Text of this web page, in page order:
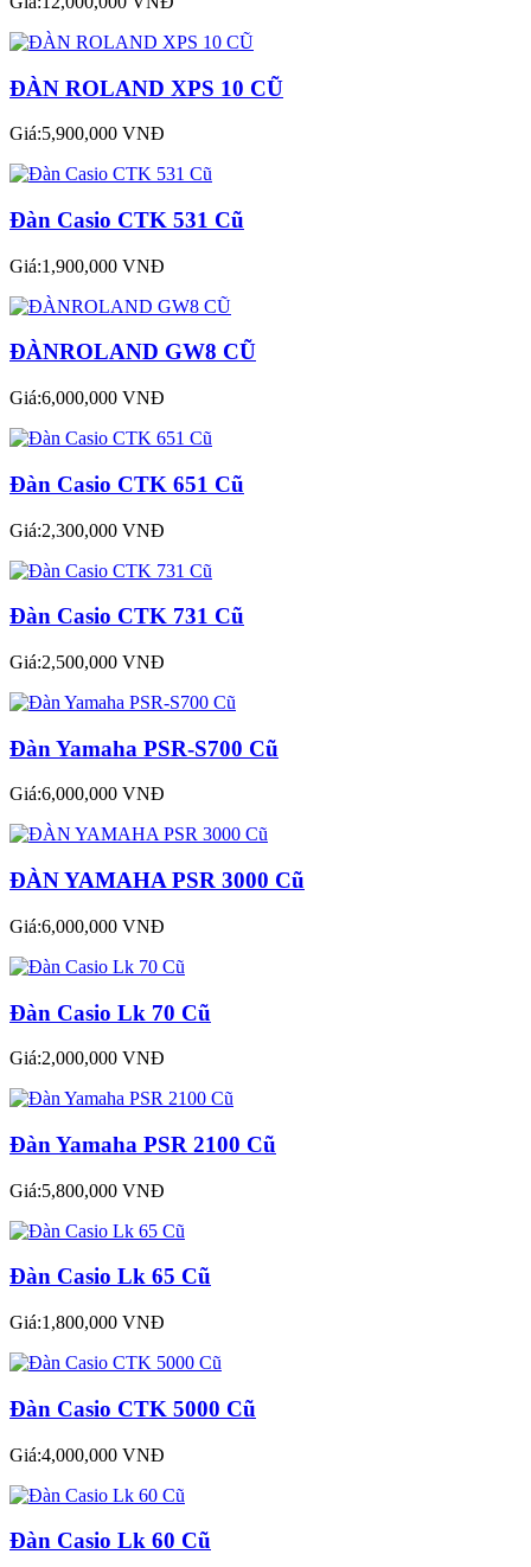
ĐÀN ROLAND XPS 10 CŨ
Giá:5,900,000 VNĐ
Đàn Casio CTK 531 Cũ
Giá:1,900,000 VNĐ
ĐÀNROLAND GW8 CŨ
Giá:6,000,000 VNĐ
Đàn Casio CTK 651 Cũ
Giá:2,300,000 VNĐ
Đàn Casio CTK 731 Cũ
Giá:2,500,000 VNĐ
Đàn Yamaha PSR-S700 Cũ
Giá:6,000,000 VNĐ
ĐÀN YAMAHA PSR 3000 Cũ
Giá:6,000,000 VNĐ
Đàn Casio Lk 70 Cũ
Giá:2,000,000 VNĐ
Đàn Yamaha PSR 2100 Cũ
Giá:5,800,000 VNĐ
Đàn Casio Lk 65 Cũ
Giá:1,800,000 VNĐ
Đàn Casio CTK 5000 Cũ
Giá:4,000,000 VNĐ
Đàn Casio Lk 60 Cũ